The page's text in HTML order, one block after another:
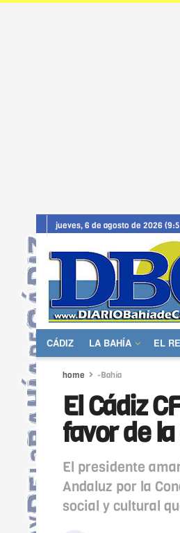
jueves, 6 de agosto de 2026
CÁDIZ LA BAHÍA EL
home -Bahía
El Cádiz
favor de
El presidente
Andaluz por la
social y cultural